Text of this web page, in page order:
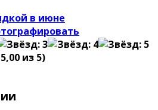
в июне
5,00 из 5)